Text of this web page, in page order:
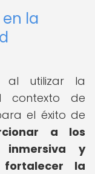
la
al utilizar la
contexto de
el éxito de
a los
inmersiva y
fortalecer la